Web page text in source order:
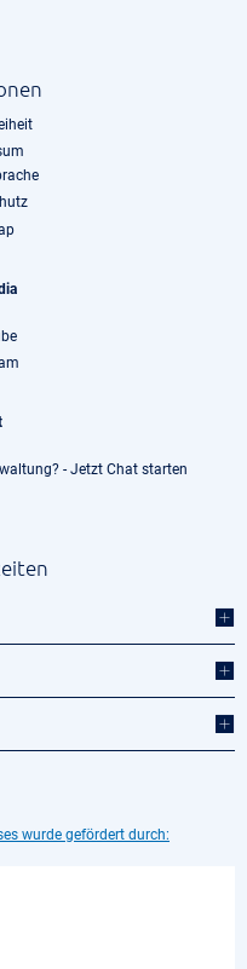
- Jetzt Chat starten
wurde gefördert durch: